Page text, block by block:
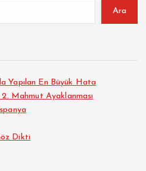
Ara
Yapılan En Büyük Hata
Mahmut Ayaklanması
Dikti